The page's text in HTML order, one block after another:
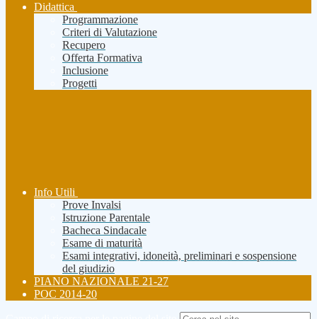
Didattica
Programmazione
Criteri di Valutazione
Recupero
Offerta Formativa
Inclusione
Progetti
Info Utili
Prove Invalsi
Istruzione Parentale
Bacheca Sindacale
Esame di maturità
Esami integrativi, idoneità, preliminari e sospensione
del giudizio
PIANO NAZIONALE 21-27
POC 2014-20